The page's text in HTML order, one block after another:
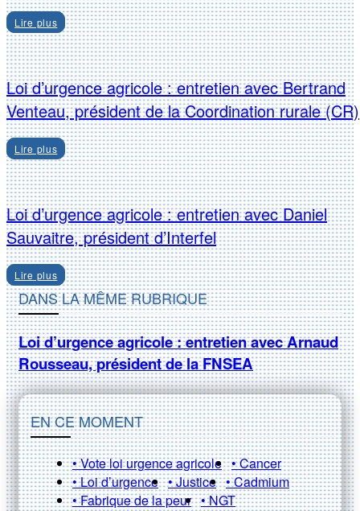
Lire plus
Loi d’urgence agricole : entretien avec Bertrand
Venteau, président de la Coordination rurale (CR)
Lire plus
Loi d’urgence agricole : entretien avec Daniel
Sauvaitre, président d’Interfel
Lire plus
DANS LA MÊME RUBRIQUE
Loi d’urgence agricole : entretien avec Arnaud
Rousseau, président de la FNSEA
EN CE MOMENT
• Vote loi urgence agricole • Cancer
• Loi d’urgence • Justice • Cadmium
• Fabrique de la peur • NGT